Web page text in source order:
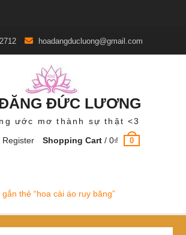
hoadangducluong@gmail.com
ĐỨC LƯƠNG
ước mơ thành sự thật <3
Register
Shopping Cart /0₫ 0
thẻ “hoa cài áo ruy băng”